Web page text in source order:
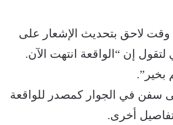
وقت لاحق بتحديث الإشعار على
لتقول إن “الواقعة انتهت الآن.
بخير”.
سفن في الجوار كمصدر للواقعة
أخرى.